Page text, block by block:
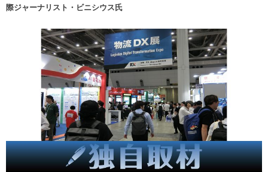
際ジャーナリスト・ビニシウス氏